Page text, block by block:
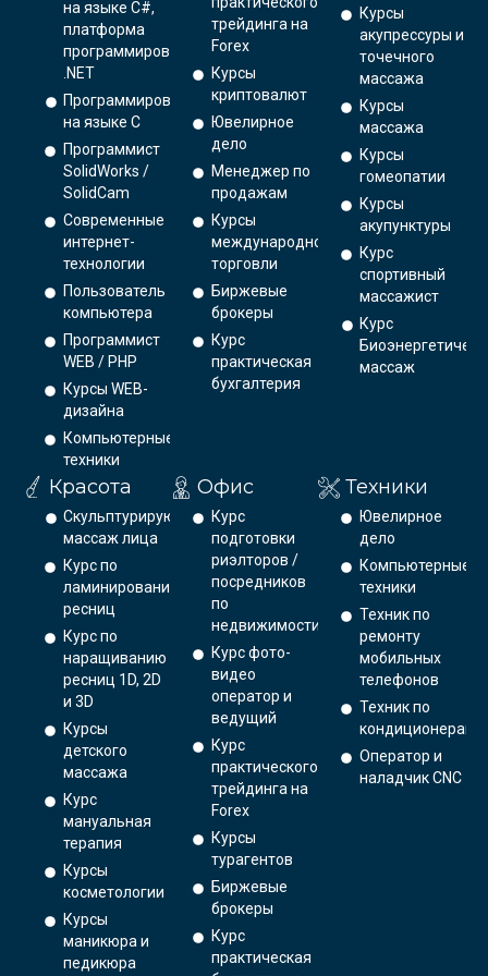
на языке C#,
платформа
программирования
.NET
Программирование
на языке С
Программист
SolidWorks /
SolidCam
Современные
интернет-
технологии
Пользователь
компьютера
Программист
WEB / PHP
Курсы WEB-
дизайна
Компьютерные
техники
трейдинга на
Forex
Курсы
криптовалют
Ювелирное
дело
Менеджер по
продажам
Курсы
международной
торговли
Биржевые
брокеры
Курс
практическая
бухгалтерия
Курсы
акупрессуры и
точечного
массажа
Курсы
массажа
Курсы
гомеопатии
Курсы
акупунктуры
Курс
спортивный
массажист
Курс
массаж
Красота
Скульптурирующий
массаж лица
Курс по
ламинированию
ресниц
Курс по
наращиванию
ресниц 1D, 2D
и 3D
Курсы
детского
массажа
Курс
мануальная
терапия
Курсы
косметологии
Курсы
маникюра и
педикюра
Офис
Курс
подготовки
риэлторов /
посредников
по
недвижимости
Курс фото-
видео
оператор и
ведущий
Курс
практического
трейдинга на
Forex
Курсы
турагентов
Биржевые
брокеры
Курс
практическая
Техники
Ювелирное
дело
Компьютерные
техники
Техник по
ремонту
мобильных
телефонов
Техник по
кондиционерам
Оператор и
наладчик CNC